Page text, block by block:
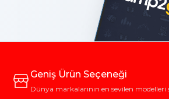
Geniş Ürün Seçeneği
Dünya markalarının en sevilen modelleri